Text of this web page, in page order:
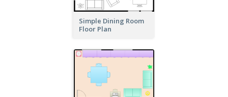
Simple Dining Room
Floor Plan